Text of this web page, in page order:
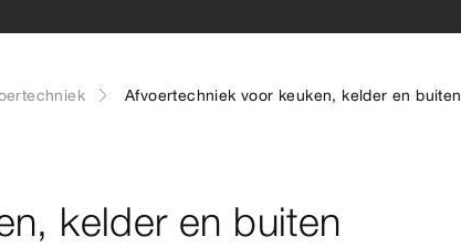
Afvoertechniek voor keuken, kelder en buiten
kelder en buiten